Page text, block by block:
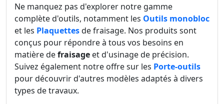
Ne manquez pas d'explorer notre gamme
complète d'outils, notamment les Outils monobloc
et les Plaquettesde fraisage. Nos produits sont
conçus pour répondre à tous vos besoins en
matière defraisage et d'usinage de précision.
Suivez également notre offre sur les Porte-outils
pour découvrir d'autres modèles adaptés à divers
types de travaux.